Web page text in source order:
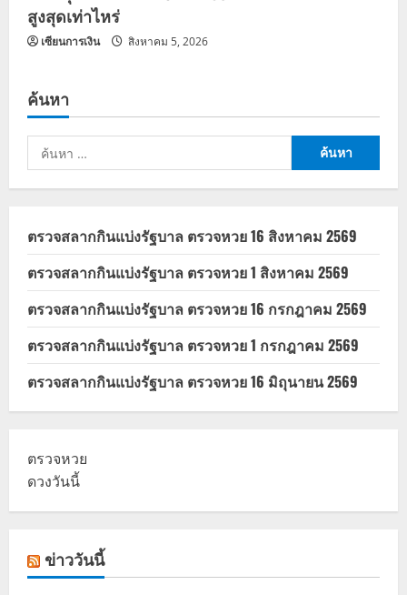
สูงสุดเท่าไหร่
เซียนการเงิน สิงหาคม 5, 2026
ค้นหา
ค้นหา
สำหรับ:
ตรวจสลากกินแบ่งรัฐบาล ตรวจหวย 16 สิงหาคม 2569
ตรวจสลากกินแบ่งรัฐบาล ตรวจหวย 1 สิงหาคม 2569
ตรวจสลากกินแบ่งรัฐบาล ตรวจหวย 16 กรกฎาคม 2569
ตรวจสลากกินแบ่งรัฐบาล ตรวจหวย 1 กรกฎาคม 2569
ตรวจสลากกินแบ่งรัฐบาล ตรวจหวย 16 มิถุนายน 2569
ตรวจหวย
ดวงวันนี้
ข่าววันนี้